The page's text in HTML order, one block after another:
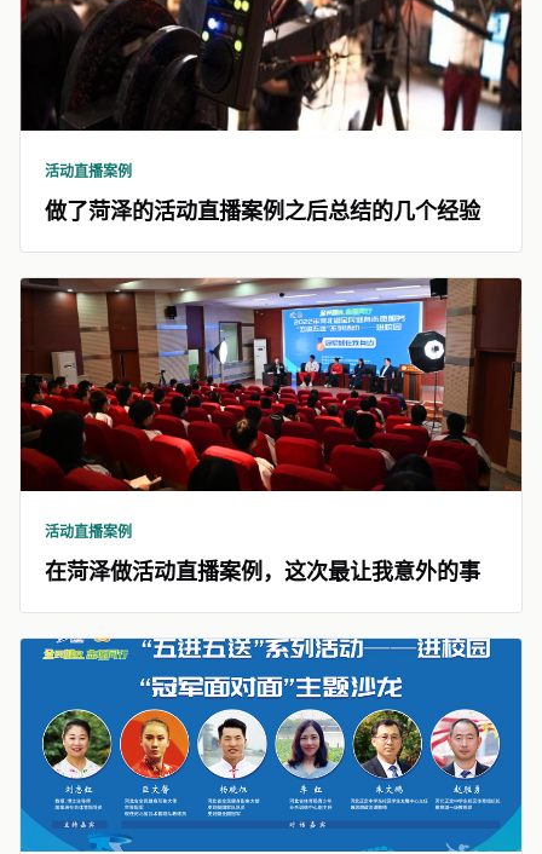
活动直播案例
做了菏泽的活动直播案例之后总结的几个经验
活动直播案例
在菏泽做活动直播案例，这次最让我意外的事